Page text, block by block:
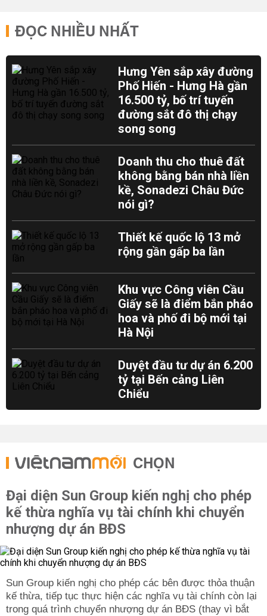
ĐỌC NHIỀU NHẤT
Hưng Yên sắp xây đường
Phố Hiến - Hưng Hà gần
16.500 tỷ, bố trí tuyến
đường sắt đô thị chạy
song song
Doanh thu cho thuê đất
không bằng bán nhà liền
kề, Sonadezi Châu Đức
nói gì?
Thiết kế quốc lộ 13 mở
rộng gần gấp ba lần
Khu vực Công viên Cầu
Giấy sẽ là điểm bắn pháo
hoa và phố đi bộ mới tại
Hà Nội
Duyệt đầu tư dự án 6.200
tỷ tại Bến cảng Liên
Chiểu
CHỌN
Đại diện Sun Group kiến nghị cho phép
kế thừa nghĩa vụ tài chính khi chuyển
nhượng dự án BĐS
Sun Group kiến nghị cho phép các bên được thỏa thuận
kế thừa, tiếp tục thực hiện các nghĩa vụ tài chính còn lại
trong quá trình chuyển nhượng dự án BĐS (thay vì bắt